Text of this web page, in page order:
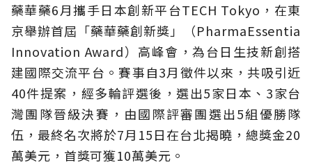
藥華藥6月攜手日本創新平台TECH Tokyo，在東
京舉辦首屆「藥華藥創新獎」（PharmaEssentia
Innovation Award）高峰會，為台日生技新創搭
建國際交流平台。賽事自3月徵件以來，共吸引近
40件提案，經多輪評選後，選出5家日本、3家台
灣團隊晉級決賽，由國際評審團選出5組優勝隊
伍，最終名次將於7月15日在台北揭曉，總獎金20
萬美元，首獎可獲10萬美元。